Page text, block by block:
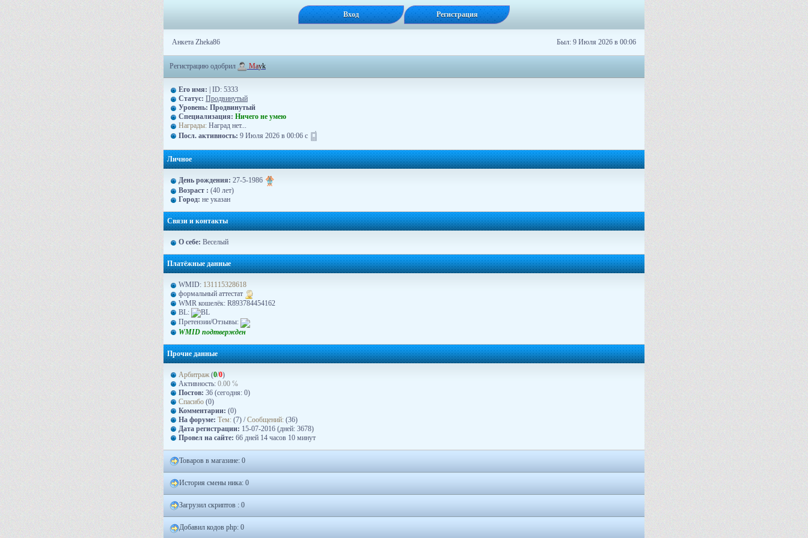
Вход Регистрация
Анкета Zheka86 Был: 9 Июля 2026 в 00:06
Регистрацию одобрил Mayk
Его имя: | ID: 5333
Статус: Продвинутый
Уровень: Продвинутый
Специализация: Ничего не умею
Награды: Наград нет...
Посл. активность: 9 Июля 2026 в 00:06 с
Личное
День рождения: 27-5-1986
Возраст : (40 лет)
Город: не указан
Связи и контакты
О себе: Веселый
Платёжные данные
WMID: 131115328618
формальный аттестат
WMR кошелёк: R893784454162
BL:
Претензии/Отзывы:
WMID подтвержден
Прочие данные
Арбитраж (0/0)
Активность: 0.00 ℅
Постов: 36 (сегодня: 0)
Спасибо (0)
Комментарии: (0)
На форуме: Тем: (7) /Сообщений: (36)
Дата регистрации: 15-07-2016 (дней: 3678)
Провел на сайте: 66 дней 14 часов 10 минут
Товаров в магазине: 0
История смены ника: 0
Загрузил скриптов : 0
Добавил кодов php: 0